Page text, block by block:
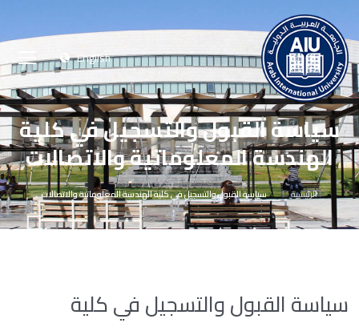
English
سياسة القبول والتسجيل في كلية
الهندسة المعلوماتية والاتصالات
الرئيسية سياسة القبول والتسجيل في كلية الهندسة المعلوماتية والاتصالات
سياسة القبول والتسجيل في كلية